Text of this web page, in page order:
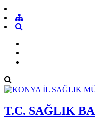
T.C. SAĞLIK